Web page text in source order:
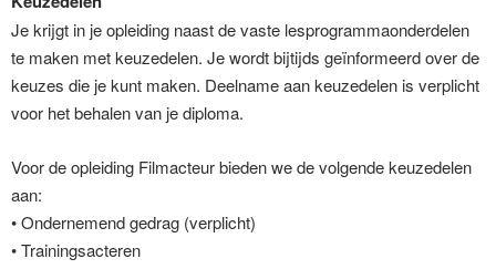
Je krijgt in je opleiding naast de vaste lesprogrammaonderdelen
te maken met keuzedelen. Je wordt bijtijds geïnformeerd over de
keuzes die je kunt maken. Deelname aan keuzedelen is verplicht
voor het behalen van je diploma.
Voor de opleiding Filmacteur bieden we de volgende keuzedelen
aan:
• Ondernemend gedrag (verplicht)
• Trainingsacteren